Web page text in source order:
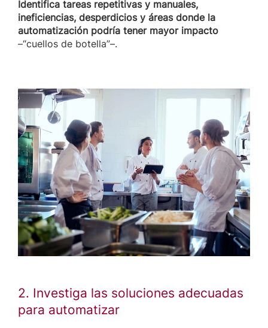
Identifica tareas repetitivas y manuales,
ineficiencias, desperdicios y áreas donde la
automatización podría tener mayor impacto
–“cuellos de botella”–.
2. Investiga las soluciones adecuadas
para automatizar